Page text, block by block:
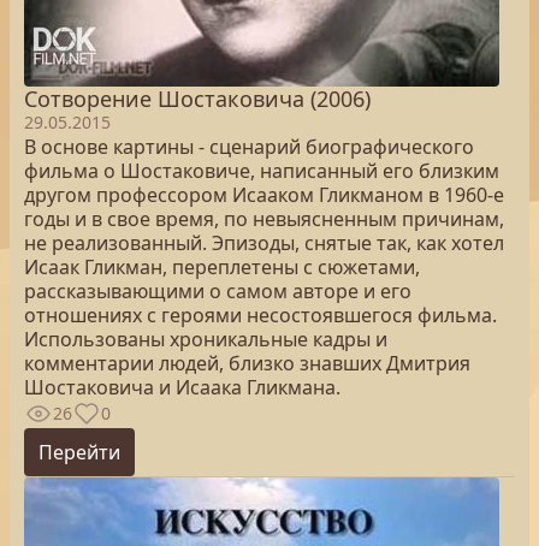
Сотворение Шостаковича (2006)
29.05.2015
В основе картины - сценарий биографического
фильма о Шостаковиче, написанный его близким
другом профессором Исааком Гликманом в 1960-е
годы и в свое время, по невыясненным причинам,
не реализованный. Эпизоды, снятые так, как хотел
Исаак Гликман, переплетены с сюжетами,
рассказывающими о самом авторе и его
отношениях с героями несостоявшегося фильма.
Использованы хроникальные кадры и
комментарии людей, близко знавших Дмитрия
Шостаковича и Исаака Гликмана.
26 0
Перейти